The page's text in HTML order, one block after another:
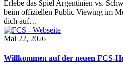
Erlebe das Spiel Argentinien vs.
beim offiziellen Public Viewing im
dich auf…
Mai 22, 2026
Willkommen auf der neuen FCS-